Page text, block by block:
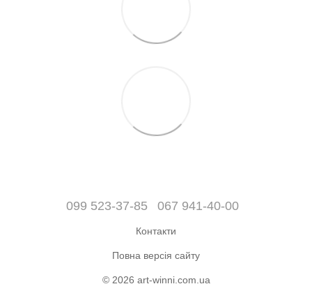
099 523-37-85 067 941-40-00
Контакти
Повна версія сайту
© 2026 art-winni.com.ua